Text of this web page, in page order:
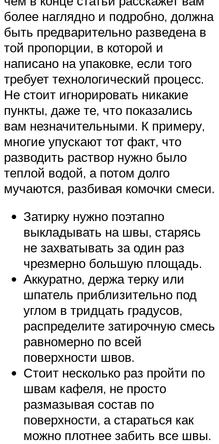
более наглядно и подробно, должна
быть предварительно разведена в
той пропорции, в которой и
написано на упаковке, если того
требует технологический процесс.
Не стоит игнорировать никакие
пункты, даже те, что показались
вам незначительными. К примеру,
многие упускают тот факт, что
разводить раствор нужно было
теплой водой, а потом долго
мучаются, разбивая комочки смеси.
Затирку нужно поэтапно
выкладывать на швы, старясь
не захватывать за один раз
чрезмерно большую площадь.
Аккуратно, держа терку или
шпатель приблизительно под
углом в тридцать градусов,
распределите затирочную смесь
равномерно по всей
поверхности швов.
Стоит несколько раз пройти по
швам кафеля, не просто
размазывая состав по
поверхности, а стараться как
можно плотнее забить все швы.